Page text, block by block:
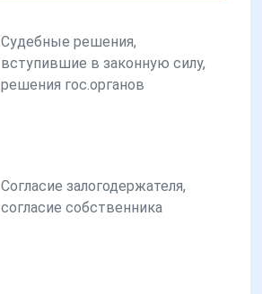
Судебные решения,
вступившие в законную силу,
решения гос.органов
Согласие залогодержателя,
согласие собственника